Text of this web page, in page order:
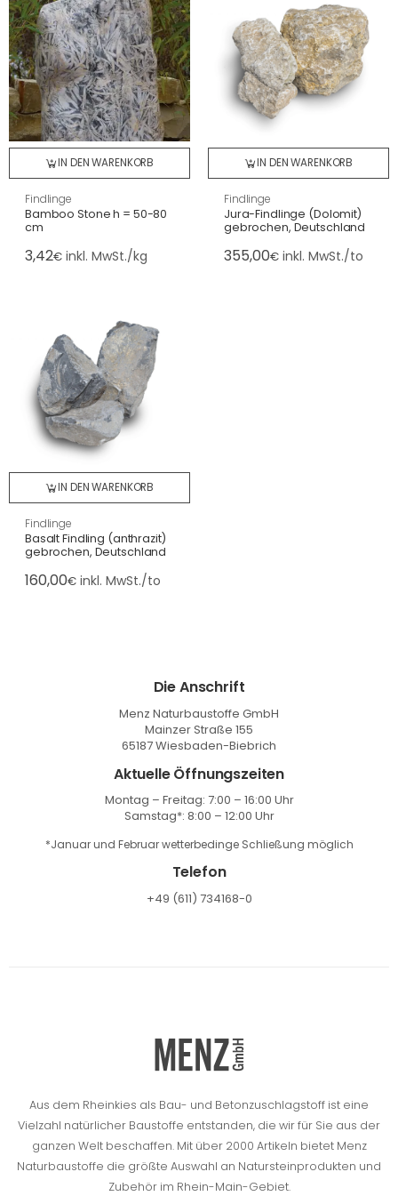
IN DEN WARENKORB
Findlinge
Bamboo Stone h = 50-80
cm
3,42€ inkl. MwSt./kg
IN DEN WARENKORB
Findlinge
Jura-Findlinge (Dolomit)
gebrochen, Deutschland
355,00€ inkl. MwSt./to
IN DEN WARENKORB
Findlinge
Basalt Findling (anthrazit)
gebrochen, Deutschland
160,00€ inkl. MwSt./to
Die Anschrift
Menz Naturbaustoffe GmbH
Mainzer Straße 155
65187 Wiesbaden-Biebrich
Aktuelle Öffnungszeiten
Montag – Freitag: 7:00 – 16:00 Uhr
Samstag*: 8:00 – 12:00 Uhr
*Januar und Februar wetterbedinge Schließung möglich
Telefon
+49 (611) 734168-0
Aus dem Rheinkies als Bau- und Betonzuschlagstoff ist eine
Vielzahl natürlicher Baustoffe entstanden, die wir für Sie aus der
ganzen Welt beschaffen. Mit über 2000 Artikeln bietet Menz
Naturbaustoffe die größte Auswahl an Natursteinprodukten und
Zubehör im Rhein-Main-Gebiet.